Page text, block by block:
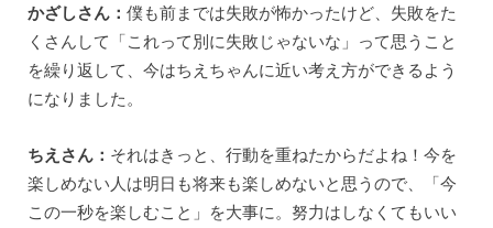
かざしさん： 僕も前までは失敗が怖かったけど、失敗をた
くさんして「これって別に失敗じゃないな」って思うこと
を繰り返して、今はちえちゃんに近い考え方ができるよう
になりました。
ちえさん： それはきっと、行動を重ねたからだよね！今を
楽しめない人は明日も将来も楽しめないと思うので、「今
この一秒を楽しむこと」を大事に。努力はしなくてもいい